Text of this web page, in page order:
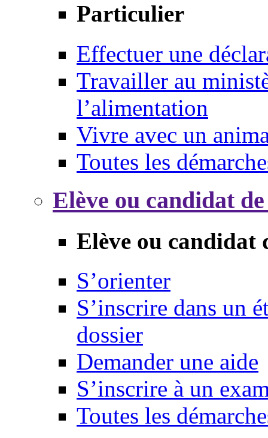
Particulier
Effectuer une
Travailler au
l’alimentation
Vivre avec un
Toutes les
Elève ou candidat
Elève ou candidat
S’orienter
S’inscrire dans un
dossier
Demander une aide
S’inscrire à un
Toutes les